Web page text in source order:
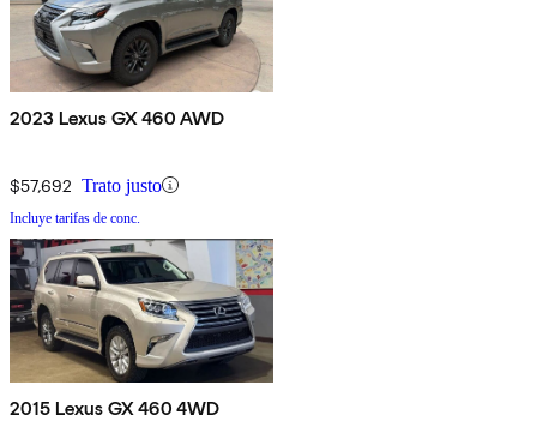
2023 Lexus GX 460 AWD
$57,692 Trato justo
Incluye tarifas de conc.
2015 Lexus GX 460 4WD